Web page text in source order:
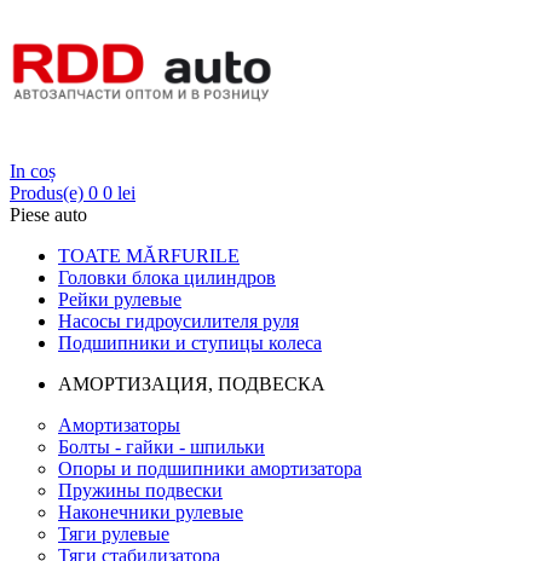
In coș
Produs(e) 0 0 lei
Piese auto
TOATE MĂRFURILE
Головки блока цилиндров
Рейки рулевые
Насосы гидроусилителя руля
Подшипники и ступицы колеса
АМОРТИЗАЦИЯ, ПОДВЕСКА
Амортизаторы
Болты - гайки - шпильки
Опоры и подшипники амортизатора
Пружины подвески
Наконечники рулевые
Тяги рулевые
Тяги стабилизатора